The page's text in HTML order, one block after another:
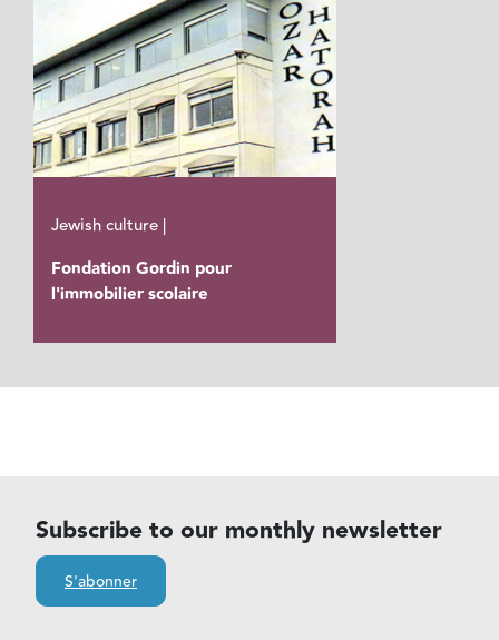
Jewish culture |
Fondation Gordin pour
l'immobilier scolaire
Subscribe to our monthly newsletter
S'abonner